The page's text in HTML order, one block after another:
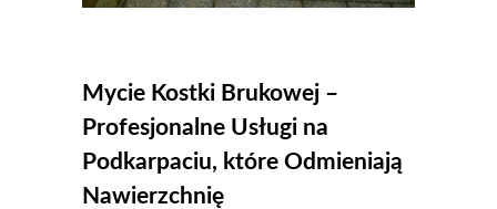
Mycie Kostki Brukowej –
Profesjonalne Usługi na
Podkarpaciu, które Odmieniają
Nawierzchnię